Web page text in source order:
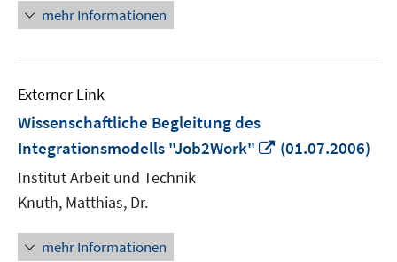
mehr Informationen
Externer Link
Wissenschaftliche Begleitung des
Integrationsmodells "Job2Work"
In
(01.07.2006)
Institut Arbeit und Technik
Knuth, Matthias, Dr.
mehr Informationen